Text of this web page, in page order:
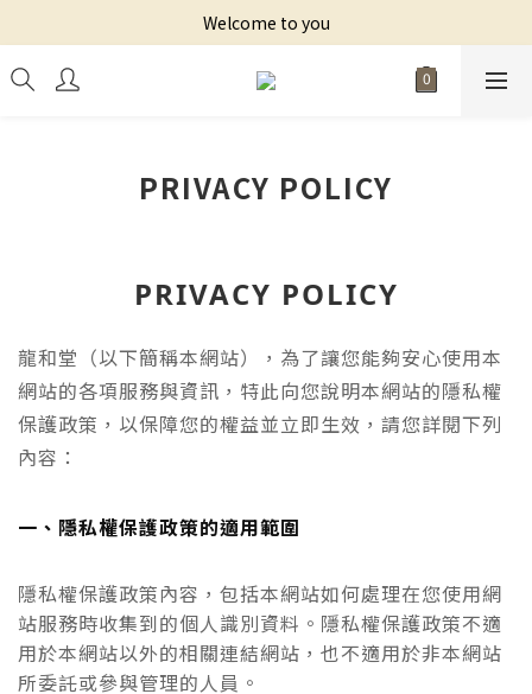
Welcome to you
PRIVACY POLICY
PRIVACY POLICY
龍和堂（以下簡稱本網站），為了讓您能夠安心使用本
網站的各項服務與資訊，特此向您說明本網站的隱私權
保護政策，以保障您的權益並立即生效，請您詳閱下列
內容：
一、隱私權保護政策的適用範圍
隱私權保護政策內容，包括本網站如何處理在您使用網
站服務時收集到的個人識別資料。隱私權保護政策不適
用於本網站以外的相關連結網站，也不適用於非本網站
所委託或參與管理的人員。